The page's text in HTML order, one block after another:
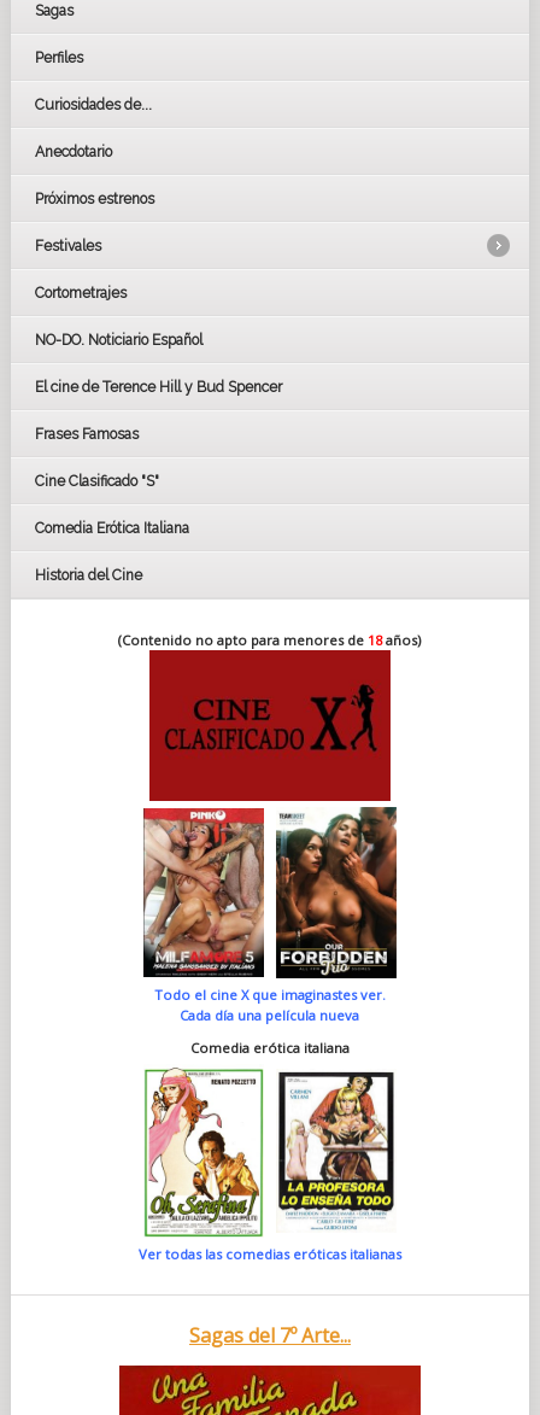
Sagas
Perfiles
Curiosidades de...
Anecdotario
Próximos estrenos
Festivales
LOS OSCARS
GOYAS
BAFTA
Cortometrajes
NO-DO. Noticiario Español
El cine de Terence Hill y Bud Spencer
Frases Famosas
Cine Clasificado "S"
Comedia Erótica Italiana
Historia del Cine
(Contenido no apto para menores de 18años)
Todo el cine X que imaginastes ver.
Cada día una película nueva
Comedia erótica italiana
Ver todas las comedias eróticas italianas
Sagas del 7º Arte...